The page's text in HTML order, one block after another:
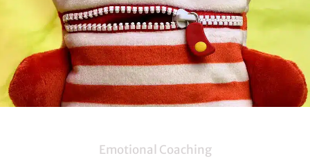
Emotional Coaching